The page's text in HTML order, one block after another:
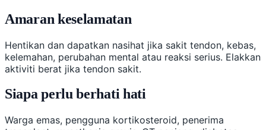
Amaran keselamatan
Hentikan dan dapatkan nasihat jika sakit tendon, kebas,
kelemahan, perubahan mental atau reaksi serius. Elakkan
aktiviti berat jika tendon sakit.
Siapa perlu berhati hati
Warga emas, pengguna kortikosteroid, penerima